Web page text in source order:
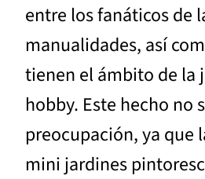
entre los fanáticos de
manualidades, así
tienen el ámbito de la
hobby. Este hecho no
preocupación, ya que
mini jardines